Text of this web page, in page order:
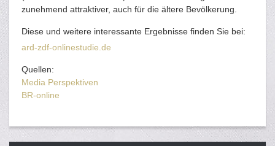
zunehmend attraktiver, auch für die ältere Bevölkerung.
Diese und weitere interessante Ergebnisse finden Sie bei:
ard-zdf-onlinestudie.de
Quellen:
Media Perspektiven
BR-online